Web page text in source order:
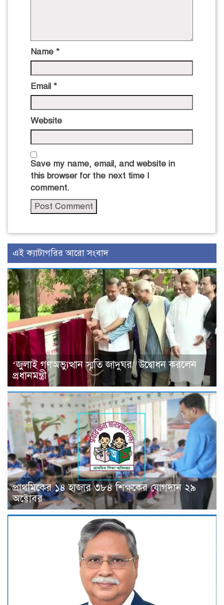
Name *
Email *
Website
Save my name, email, and website in
this browser for the next time I
comment.
এই ক্যাটাগরির আরো সংবাদ
‘জুলাই গণঅভ্যুত্থান স্মৃতি জাদুঘর’ উদ্বোধন করলেন
প্রধানমন্ত্রী
প্রাথমিকের ১৪ হাজার ৩৮৪ শিক্ষকের যোগদান ২৯
অক্টোবর